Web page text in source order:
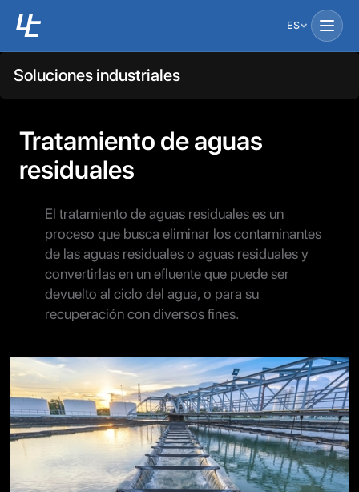
ES
Soluciones industriales
Tratamiento de aguas
residuales
El tratamiento de aguas residuales es un
proceso que busca eliminar los contaminantes
de las aguas residuales o aguas residuales y
convertirlas en un efluente que puede ser
devuelto al ciclo del agua, o para su
recuperación con diversos fines.